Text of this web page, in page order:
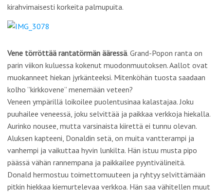
kirahvimaisesti korkeita palmupuita.
Vene törröttää rantatörmän ääressä. Grand-Popon ranta on
parin viikon kuluessa kokenut muodonmuutoksen. Aallot ovat
muokanneet hiekan jyrkänteeksi. Mitenköhän tuosta saadaan
kolho ”kirkkovene” menemään veteen?
Veneen ympärillä loikoilee puolentusinaa kalastajaa. Joku
puuhailee veneessä, joku selvittää ja paikkaa verkkoja hiekalla.
Aurinko nousee, mutta varsinaista kiirettä ei tunnu olevan.
Aluksen kapteeni, Donaldin setä, on muita vantterampi ja
vanhempi ja vaikuttaa hyvin lunkilta. Hän istuu musta pipo
päässä vähän rannempana ja paikkailee pyyntivälineitä.
Donald hermostuu toimettomuuteen ja ryhtyy selvittämään
pitkin hiekkaa kiemurtelevaa verkkoa. Hän saa vähitellen muut